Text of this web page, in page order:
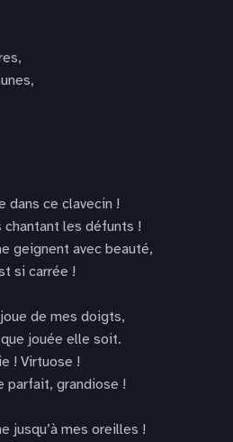
dans ce clavecin !
les défunts !
geignent avec beauté,
si carrée !
de mes doigts,
jouée elle soit.
! Virtuose !
parfait, grandiose !
jusqu’à mes oreilles !